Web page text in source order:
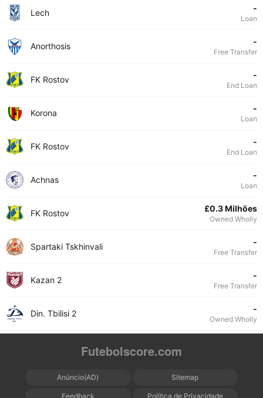
Lech -
Loan
Anorthosis -
Free Transfer
FK Rostov -
End Loan
Korona -
Loan
FK Rostov -
End Loan
Achnas -
Loan
FK Rostov £0.3 Milhões
Owned Wholly
Spartaki Tskhinvali -
Free Transfer
Kazan 2 -
Free Transfer
Din. Tbilisi 2 -
Owned Wholly
Futebolscore.com
Anúncio(AD) Sitemap
Feedback Política de Privacidade